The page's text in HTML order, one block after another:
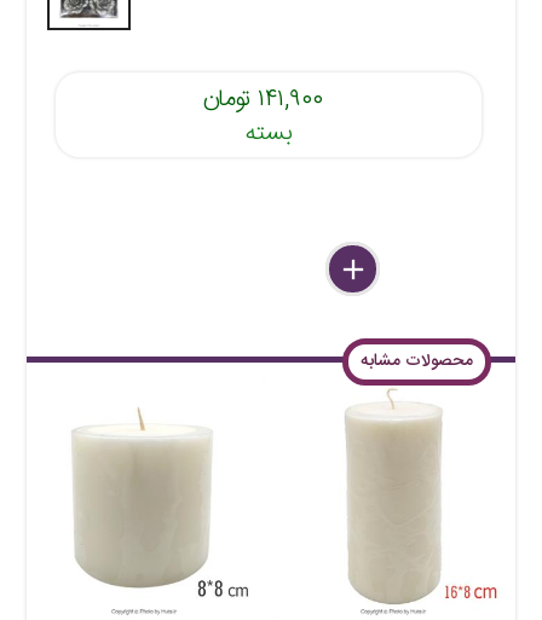
۱۴۱,۹۰۰ تومان
بسته
delete
remove
add
محصولات مشابه